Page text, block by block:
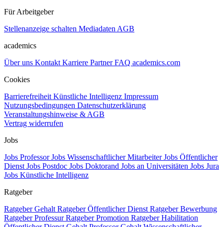
Für Arbeitgeber
Stellenanzeige schalten Mediadaten AGB
academics
Über uns Kontakt Karriere PartnerFAQ academics.com
Cookies
Barrierefreiheit Künstliche Intelligenz Impressum
Nutzungsbedingungen Datenschutzerklärung
Veranstaltungshinweise & AGB
Vertrag widerrufen
Jobs
Jobs ProfessorJobs Wissenschaftlicher MitarbeiterJobs Öffentlicher
Dienst Jobs Postdoc Jobs Doktorand Jobs an Universitäten Jobs Jura
Jobs Künstliche Intelligenz
Ratgeber
Ratgeber Gehalt Ratgeber Öffentlicher Dienst Ratgeber Bewerbung
Ratgeber ProfessurRatgeber Promotion Ratgeber Habilitation